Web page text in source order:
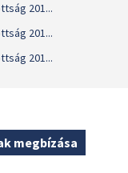
201...
201...
201...
megbízása